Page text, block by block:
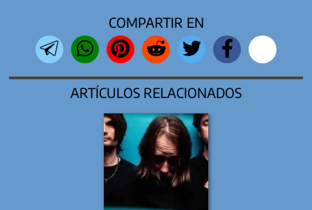
COMPARTIR EN
ARTÍCULOS RELACIONADOS